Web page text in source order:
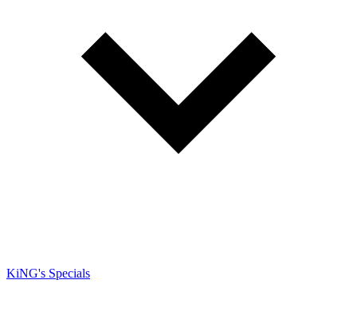
KiNG's Specials